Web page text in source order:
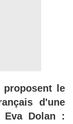
proposent le
d'une
Eva Dolan :